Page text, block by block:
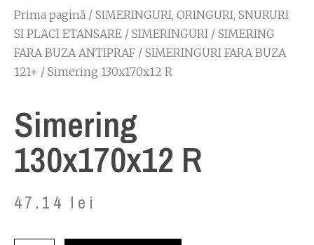
Prima pagină / SIMERINGURI, ORINGURI, SNURURI
SI PLACI ETANSARE / SIMERINGURI / SIMERING
FARA BUZA ANTIPRAF / SIMERINGURI FARA BUZA
121+ / Simering 130x170x12 R
Simering
130x170x12 R
47.14 lei